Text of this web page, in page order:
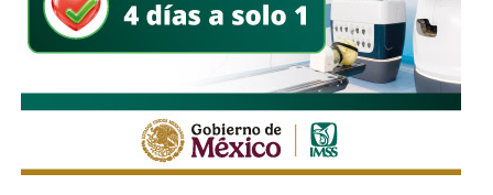
noches más esperadas de la mejor feria de México.
Agencias de viaje de SLP ya reciben